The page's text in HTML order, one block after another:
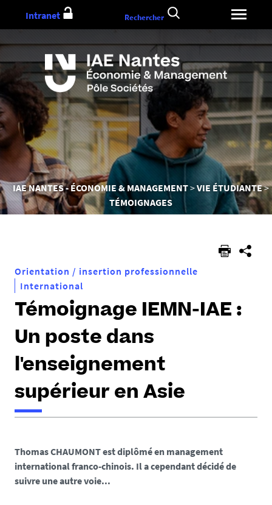
au
Vous
êtes
ici :
IAE NANTES - ÉCONOMIE & MANAGEMENT
VIE ÉTUDIANTE
TÉMOIGNAGES
Intranet Rechercher
Orientation / insertion professionnelle
International
Témoignage IEMN-IAE :
Un poste dans
l'enseignement
supérieur en Asie
Thomas CHAUMONT est diplômé en management
international franco-chinois. Il a cependant décidé de
suivre une autre voie...